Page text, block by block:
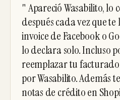
"Apareció Wasabilito, lo
después cada vez que
invoice de Facebook o
lo declara solo. Incluso
reemplazar tu
por Wasabilito. Además
notas de crédito en